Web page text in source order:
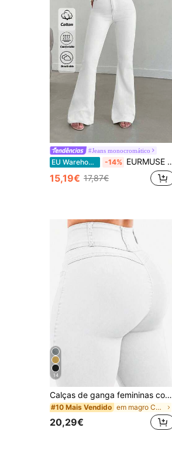
#Jeans monocromático
EU Warehouse -14% EURMUSE Petite Calças de ganga femininas de cintura alta com bolsos, casuais e versáteis, corte bootcut, calças flare para mulher, calças petite para mulher, calças bootcut, roupa feminina, calças de ganga plus size para mulher, roupa de verão, roupa de verão, calças petite para mulher
15,19€ 17,87€
14
Calças de ganga femininas com efeito levantador de rabo, skinny fit de alta elasticidade, compridas, elegantes e modernas, para encontros, deslocações e saídas casuais, versáteis, brancas, outono
#10 Mais Vendido em magro Calças de ganga skinny
20,29€